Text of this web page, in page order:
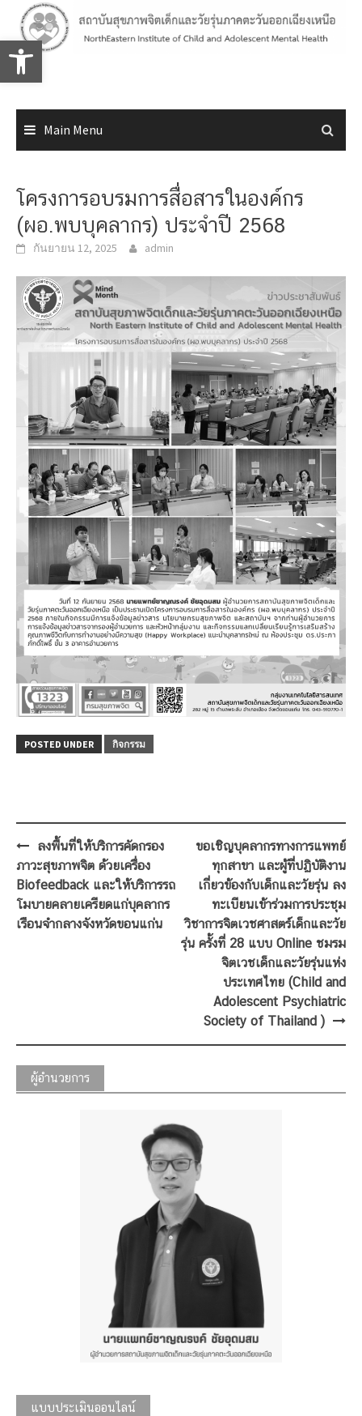
Open toolbar
content
Main Menu
โครงการอบรมการสื่อสารในองค์กร
(ผอ.พบบุคลากร) ประจำปี 2568
กันยายน 12, 2025 admin
POSTED UNDER กิจกรรม
Post
navigation
ลงพื้นที่ให้บริการคัดกรอง
ภาวะสุขภาพจิต ด้วยเครื่อง
Biofeedback และให้บริการรถ
โมบายคลายเครียดแก่บุคลากร
เรือนจำกลางจังหวัดขอนแก่น
ขอเชิญบุคลากรทางการแพทย์
ทุกสาขา และผู้ที่ปฏิบัติงาน
เกี่ยวข้องกับเด็กและวัยรุ่น ลง
ทะเบียนเข้าร่วมการประชุม
วิชาการจิตเวชศาสตร์เด็กและวัย
รุ่น ครั้งที่ 28 แบบ Online ชมรม
จิตเวชเด็กและวัยรุ่นแห่ง
ประเทศไทย (Child and
Adolescent Psychiatric
Society of Thailand )
ผู้อำนวยการ
แบบประเมินออนไลน์